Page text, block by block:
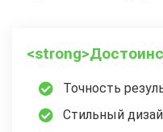
Точность
Стильный